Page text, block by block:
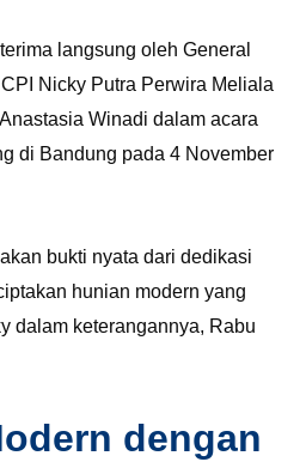
langsung oleh General
Nicky Putra Perwira Meliala
Winadi dalam acara
di Bandung pada 4 November
bukti nyata dari dedikasi
hunian modern yang
dalam keterangannya, Rabu
dengan